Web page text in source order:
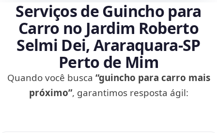
Serviços de Guincho para
Carro no Jardim Roberto
Selmi Dei, Araraquara‑SP
Perto de Mim
Quando você busca “guincho para carro mais
próximo”, garantimos resposta ágil: